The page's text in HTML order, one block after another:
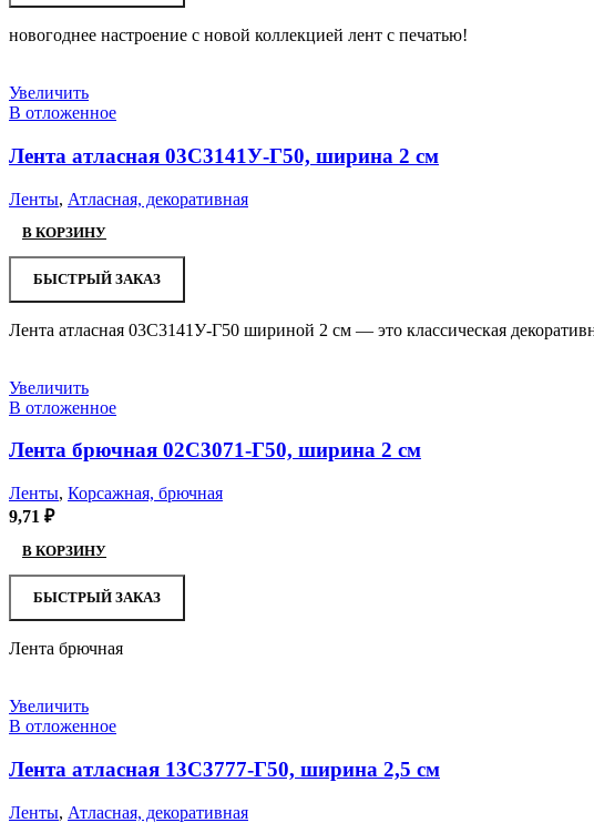
новогоднее настроение с новой коллекцией лент с печатью!
Увеличить
В отложенное
Лента атласная 03С3141У-Г50, ширина 2 см
Ленты, Атласная, декоративная
В КОРЗИНУ
БЫСТРЫЙ ЗАКАЗ
Лента атласная 03С3141У-Г50 шириной 2 см — это классическая
Увеличить
В отложенное
Лента брючная 02С3071-Г50, ширина 2 см
Ленты, Корсажная, брючная
9,71 ₽
В КОРЗИНУ
БЫСТРЫЙ ЗАКАЗ
Лента брючная
Увеличить
В отложенное
Лента атласная 13С3777-Г50, ширина 2,5 см
Ленты, Атласная, декоративная